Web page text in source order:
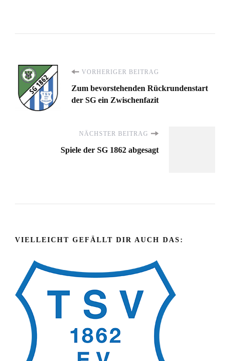
Beitragsnavigation
VORHERIGER BEITRAG
Zum bevorstehenden Rückrundenstart
der SG ein Zwischenfazit
NÄCHSTER BEITRAG
Spiele der SG 1862 abgesagt
VIELLEICHT GEFÄLLT DIR AUCH DAS: